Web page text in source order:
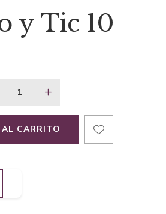
precio
actual
$25,32.
y Tic 10
CARRITO